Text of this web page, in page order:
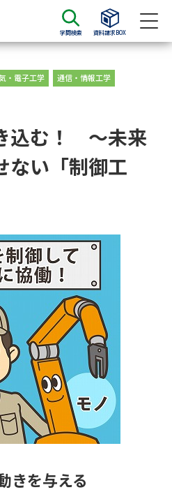
学問検索 資料請求BOX
資料検索
請求
学部・学科パンフ
請求
大学院の資料請求
大学入学共通テスト「受験案
内」の請求
高等学校卒業程度認定試験
小学校教員資格認定試験
・電子工学
通信・情報工学
込む！ ～未来
ない「制御工
きを与える